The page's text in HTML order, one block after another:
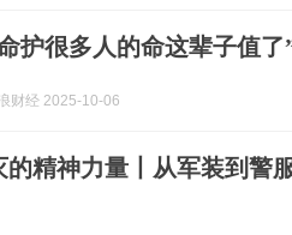
护很多人的命这辈子值了
财经 2025-10-06
的精神力量丨从军装到警